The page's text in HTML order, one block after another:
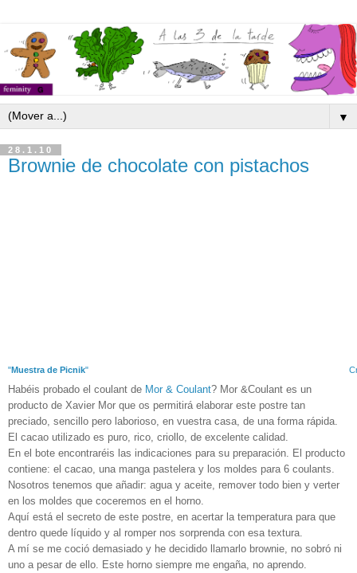
▼
28.1.10
Brownie de chocolate con pistachos
"Muestra de Picnik"
Habéis probado el coulant de Mor & Coulant? Mor &Coulant es un
producto de Xavier Mor que os permitirá elaborar este postre tan
preciado, sencillo pero laborioso, en vuestra casa, de una forma rápida.
El cacao utilizado es puro, rico, criollo, de excelente calidad.
En el bote encontraréis las indicaciones para su preparación. El producto
contiene: el cacao, una manga pastelera y los moldes para 6 coulants.
Nosotros tenemos que añadir: agua y aceite, remover todo bien y verter
en los moldes que coceremos en el horno.
Aquí está el secreto de este postre, en acertar la temperatura para que
dentro quede líquido y al romper nos sorprenda con esa textura.
A mí se me coció demasiado y he decidido llamarlo brownie, no sobró ni
uno a pesar de ello. Este horno siempre me engaña, no aprendo.